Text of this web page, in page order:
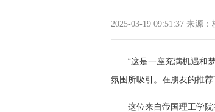
2025-03-19 09:51:37 来源：
“这是一座充满机遇和
氛围所吸引。在朋友的推
这位来自帝国理工学